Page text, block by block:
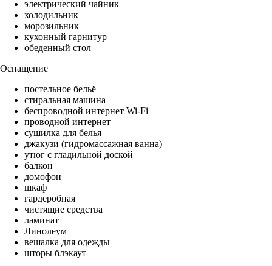
электрический чайник
холодильник
морозильник
кухонный гарнитур
обеденный стол
Оснащение
постельное бельё
стиральная машина
беспроводной интернет Wi-Fi
проводной интернет
сушилка для белья
джакузи (гидромассажная ванна)
утюг с гладильной доской
балкон
домофон
шкаф
гардеробная
чистящие средства
ламинат
Линолеум
вешалка для одежды
шторы блэкаут